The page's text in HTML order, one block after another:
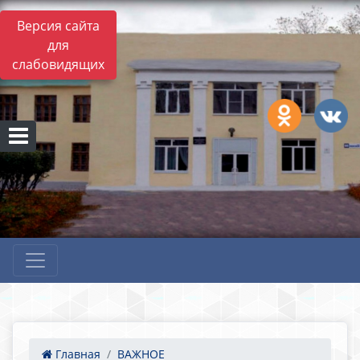
Версия сайта
для
слабовидящих
Главная
ВАЖНОЕ